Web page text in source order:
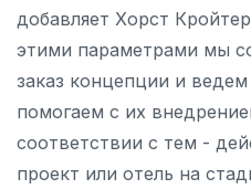
добавляет Хорст
этими параметрами мы
заказ концепции и
помогаем с их
соответствии с тем -
проект или отель на